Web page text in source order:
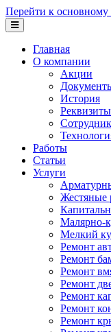
Перейти к
Главная
О компании
Акции
История
Реквизиты
Работы
Статьи
Услуги
Жестяные
Малярно-
Мелкий
Ремонт
Ремонт
Ремонт
Ремонт
Ремонт
Ремонт
Ремонт